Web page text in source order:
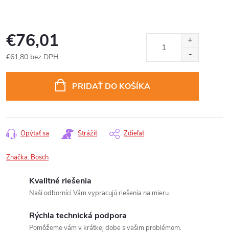
€76,01
€61,80 bez DPH
PRIDAŤ DO KOŠÍKA
Opýtať sa Strážiť Zdieľať
Značka: Bosch
Kvalitné riešenia
Naši odborníci Vám vypracujú riešenia na mieru.
Rýchla technická podpora
Pomôžeme vám v krátkej dobe s vašim problémom.